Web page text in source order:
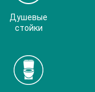
Душевые
стойки